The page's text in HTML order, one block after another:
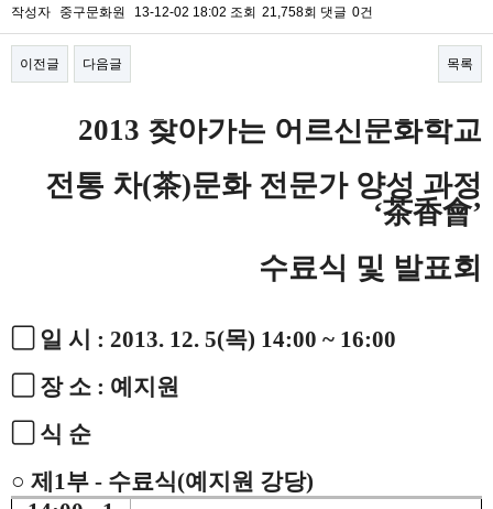
작성자 중구문화원 13-12-02 18:02 조회 21,758회 댓글 0건
이전글 다음글 목록
2013 찾아가는 어르신문화학교
전통 차(茶)문화 전문가 양성 과정
‘茶香會’
수료식 및 발표회
▢ 일 시 : 2013. 12. 5(목) 14:00 ~ 16:00
▢ 장 소 : 예지원
▢ 식 순
○ 제1부 - 수료식(예지원 강당)